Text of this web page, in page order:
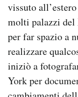
vissuto
molti palazzi
per far spazio a
realizzare
iniziò a
York per